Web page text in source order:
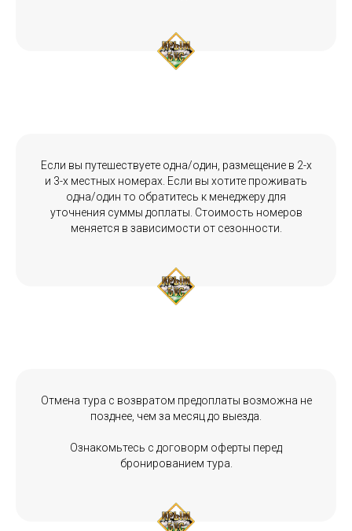
Если вы путешествуете одна/один, размещение в 2-х
и 3-х местных номерах. Если вы хотите проживать
одна/один то обратитесь к менеджеру для
уточнения суммы доплаты. Стоимость номеров
меняется в зависимости от сезонности.
Отмена тура с возвратом предоплаты возможна не
позднее, чем за месяц до выезда.
Ознакомьтесь с договорм оферты перед
бронированием тура.